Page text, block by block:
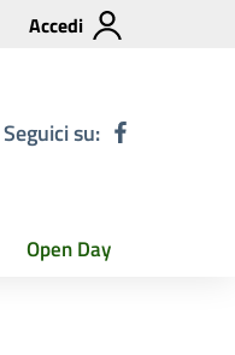
Accedi
Seguici su:
Open Day